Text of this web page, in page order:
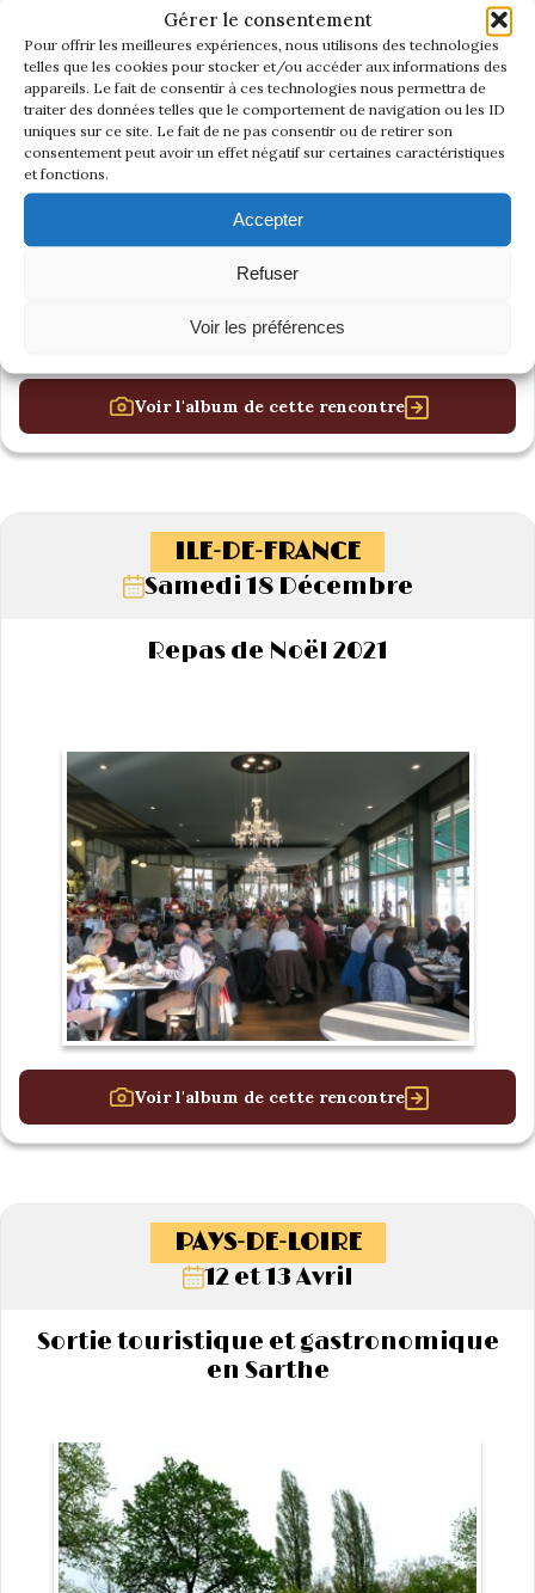
Gérer le consentement
Pour offrir les meilleures expériences, nous utilisons des technologies
telles que les cookies pour stocker et/ou accéder aux informations des
appareils. Le fait de consentir à ces technologies nous permettra de
traiter des données telles que le comportement de navigation ou les ID
uniques sur ce site. Le fait de ne pas consentir ou de retirer son
consentement peut avoir un effet négatif sur certaines caractéristiques
et fonctions.
Accepter
Refuser
Voir les préférences
Voir l'album de cette rencontre
ILE-DE-FRANCE
Samedi 18 Décembre
Repas de Noël 2021
Voir l'album de cette rencontre
PAYS-DE-LOIRE
12 et 13 Avril
Sortie touristique et gastronomique
en Sarthe